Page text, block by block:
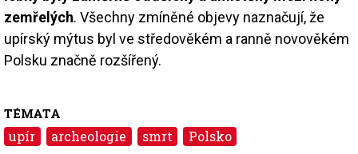
zemřelých. Všechny zmíněné objevy naznačují, že
upírský mýtus byl ve středověkém a ranně novověkém
Polsku značně rozšířený.
TÉMATA
upír archeologie smrt Polsko